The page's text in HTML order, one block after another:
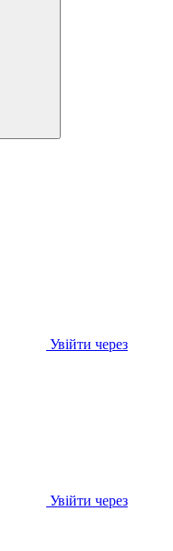
Увійти через
Увійти через